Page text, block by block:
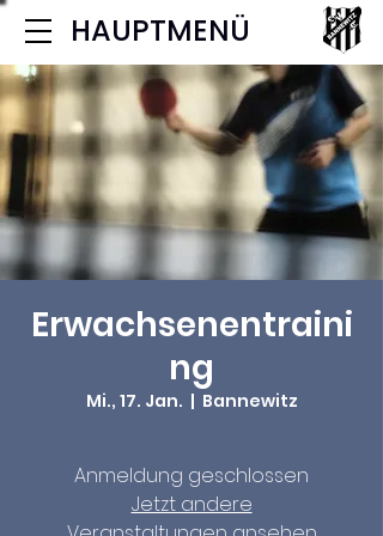
HAUPTMENÜ
Erwachsenentraini
ng
Mi., 17. Jan.
  |
Bannewitz
Anmeldung geschlossen
Jetzt andere